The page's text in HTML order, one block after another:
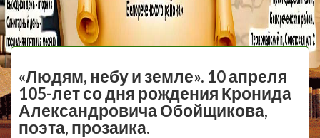
Первомайского
Сельского
Поселения
«Людям, небу и земле». 10 апреля
105-лет со дня рождения Кронида
Александровича Обойщикова,
поэта, прозаика.